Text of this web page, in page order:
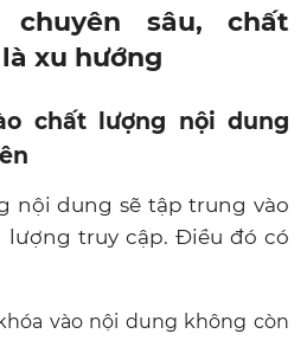
chuyên sâu, chất
xu hướng
chất lượng nội dung
nội dung sẽ tập trung vào
lượng truy cập. Điều đó có
vào nội dung không còn